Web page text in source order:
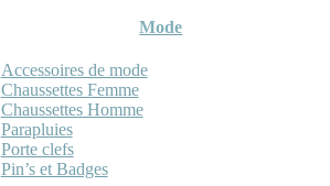
Mode
Accessoires de mode
Chaussettes Femme
Chaussettes Homme
Parapluies
Porte clefs
Pin’s et Badges